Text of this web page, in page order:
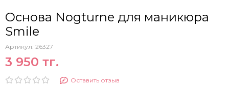
Основа Nogturne для маникюра
Smile
Артикул: 26327
3 950 тг.
Оставить отзыв